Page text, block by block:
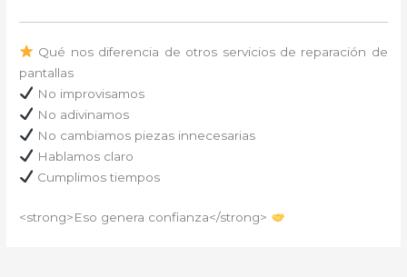
Qué nos diferencia de otros servicios de reparación de
pantallas
No improvisamos
No adivinamos
No cambiamos piezas innecesarias
Hablamos claro
Cumplimos tiempos
<strong>Eso genera confianza</strong>